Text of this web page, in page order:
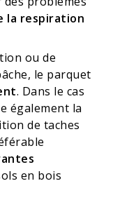
la respiration
ou de
le parquet
. Dans le cas
également la
de taches
en bois